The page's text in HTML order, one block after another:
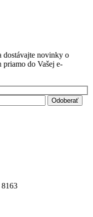
dostávajte novinky o
priamo do Vašej e-